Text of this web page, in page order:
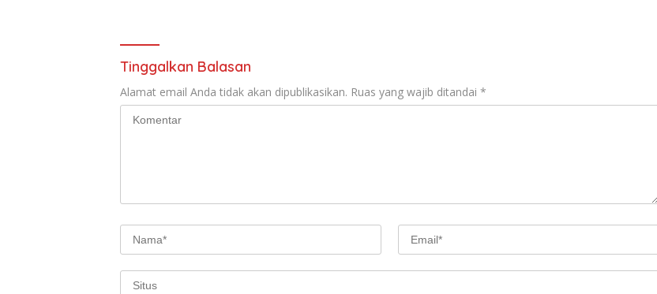
Tinggalkan Balasan
Alamat email Anda tidak akan dipublikasikan. Ruas yang wajib ditandai *